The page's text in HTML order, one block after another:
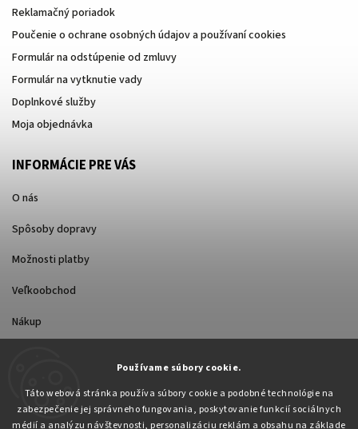
Používame súbory cookie.
Táto webová stránka používa súbory cookie a podobné technológie na
zabezpečenie jej správneho fungovania, poskytovanie funkcií sociálnych
médií a analýzu návštevnosti, personalizáciu reklám a obsahu na základe
Reklamačný poriadok
Poučenie o ochrane osobných údajov a používaní cookies
Formulár na odstúpenie od zmluvy
Formulár na vytknutie vady
Doplnkové služby
Moja objednávka
INFORMÁCIE PRE VÁS
O nás
Spôsoby dopravy
Možnosti platby
Veľkoobchod
Nákup